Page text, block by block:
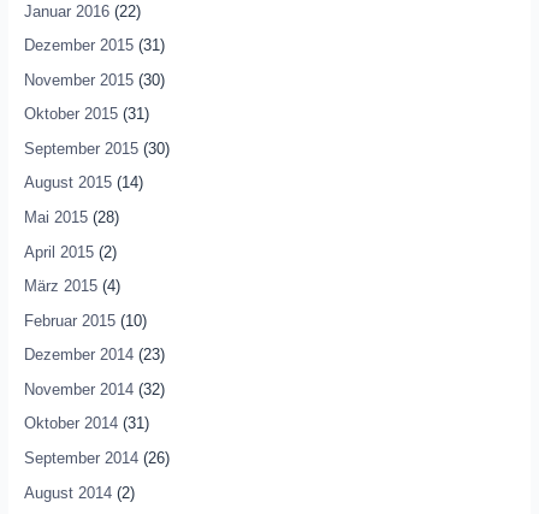
Januar 2016(22)
Dezember 2015(31)
November 2015(30)
Oktober 2015(31)
September 2015(30)
August 2015(14)
Mai 2015(28)
April 2015(2)
März 2015(4)
Februar 2015(10)
Dezember 2014(23)
November 2014(32)
Oktober 2014(31)
September 2014(26)
August 2014(2)